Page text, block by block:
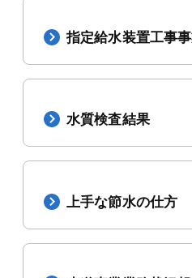
指定給水装置工事
水質検査結果
上手な節水の仕方